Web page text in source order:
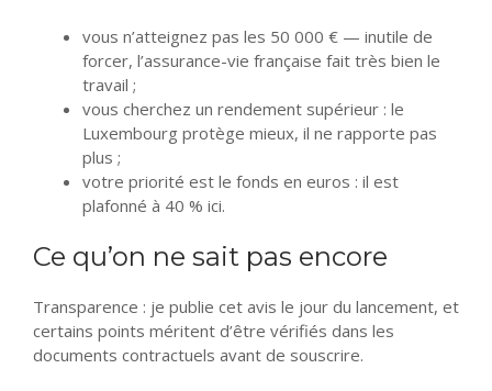
vous n’atteignez pas les 50 000 € — inutile de
forcer, l’assurance-vie française fait très bien le
travail ;
vous cherchez un rendement supérieur : le
Luxembourg protège mieux, il ne rapporte pas
plus ;
votre priorité est le fonds en euros : il est
plafonné à 40 % ici.
Ce qu’on ne sait pas encore
Transparence : je publie cet avis le jour du lancement, et
certains points méritent d’être vérifiés dans les
documents contractuels avant de souscrire.